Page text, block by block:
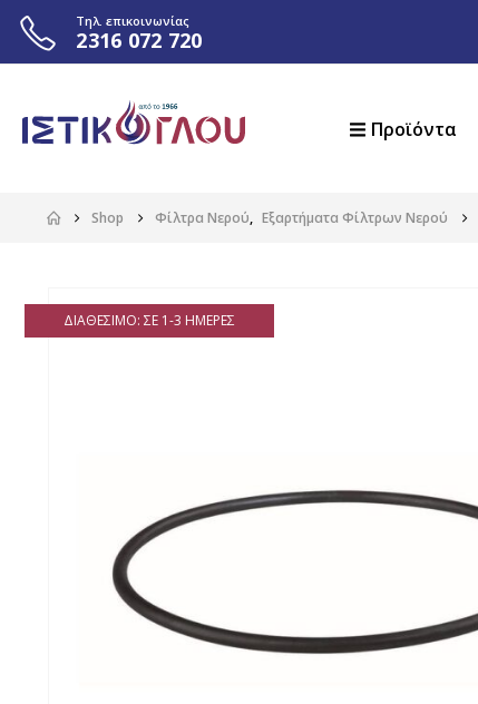
Τηλ. επικοινωνίας
2316 072 720
Προϊόντα
Shop Φίλτρα Νερού, Εξαρτήματα Φίλτρων Νερού
ΔΙΑΘΈΣΙΜΟ: ΣΕ 1-3 ΗΜΈΡΕΣ